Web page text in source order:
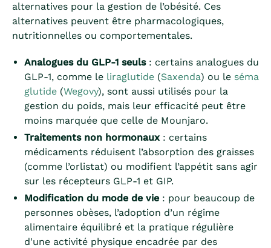
alternatives pour la gestion de l’obésité. Ces
alternatives peuvent être pharmacologiques,
nutritionnelles ou comportementales.
Analogues du GLP-1 seuls: certains analogues du
GLP-1, comme le liraglutide (Saxenda) ou le séma
glutide (Wegovy), sont aussi utilisés pour la
gestion du poids, mais leur efficacité peut être
moins marquée que celle de Mounjaro.
Traitements non hormonaux: certains
médicaments réduisent l’absorption des graisses
(comme l’orlistat) ou modifient l’appétit sans agir
sur les récepteurs GLP-1 et GIP.
Modification du mode de vie : pour beaucoup de
personnes obèses, l’adoption d’un régime
alimentaire équilibré et la pratique régulière
d'une activité physique encadrée par des